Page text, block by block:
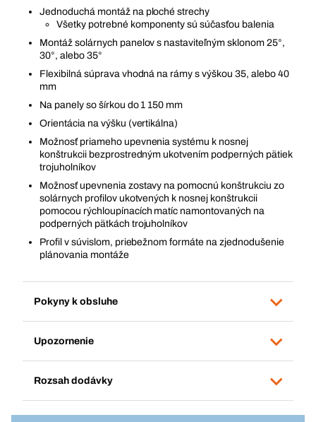
Jednoduchá montáž na ploché strechy
Všetky potrebné komponenty sú súčasťou balenia
Montáž solárnych panelov s nastaviteľným sklonom 25°,
30°, alebo 35°
Flexibilná súprava vhodná na rámy s výškou 35, alebo 40
mm
Na panely so šírkou do 1 150 mm
Orientácia na výšku (vertikálna)
Možnosť priameho upevnenia systému k nosnej
konštrukcii bezprostredným ukotvením podperných pätiek
trojuholníkov
Možnosť upevnenia zostavy na pomocnú konštrukciu zo
solárnych profilov ukotvených k nosnej konštrukcii
pomocou rýchloupínacích matíc namontovaných na
podperných pätkách trojuholníkov
Profil v súvislom, priebežnom formáte na zjednodušenie
plánovania montáže
Pokyny k obsluhe
Upozornenie
Rozsah dodávky